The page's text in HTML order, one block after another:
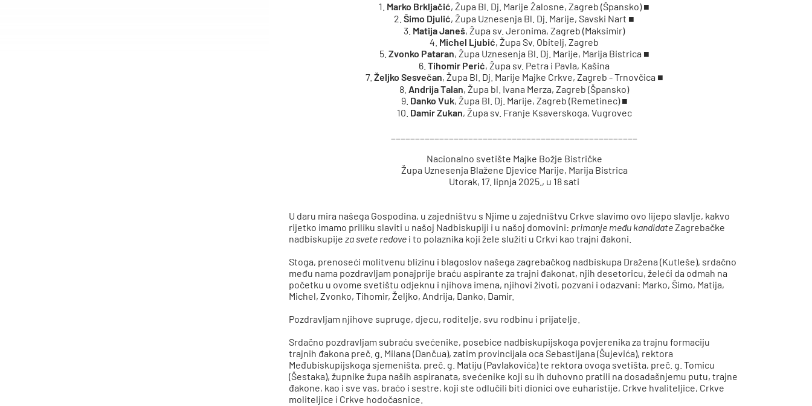
1. Marko Brkljačić, Župa Bl. Dj. Marije Žalosne, Zagreb (Špansko) ■
2. Šimo Djulić, Župa Uznesenja Bl. Dj. Marije, Savski Nart ■
3. Matija Janeš, Župa sv. Jeronima, Zagreb (Maksimir)
4. Michel Ljubić, Župa Sv. Obitelj, Zagreb
5. Zvonko Pataran, Župa Uznesenja Bl. Dj. Marije, Marija Bistrica ■
6. Tihomir Perić, Župa sv. Petra i Pavla, Kašina
7. Željko Sesvečan, Župa Bl. Dj. Marije Majke Crkve, Zagreb - Trnovčica ■
8. Andrija Talan, Župa bl. Ivana Merza, Zagreb (Špansko)
9. Danko Vuk, Župa Bl. Dj. Marije, Zagreb (Remetinec) ■
10. Damir Zukan, Župa sv. Franje Ksaverskoga, Vugrovec
Nacionalno svetište Majke Božje Bistričke
Župa Uznesenja Blažene Djevice Marije, Marija Bistrica
Utorak, 17. lipnja 2025., u 18 sati
U daru mira našega Gospodina, u zajedništvu s Njime u zajedništvu Crkve slavimo ovo lijepo slavlje, kakvo
rijetko imamo priliku slaviti u našoj Nadbiskupiji i u našoj domovini: primanje među kandidateZagrebačke
nadbiskupijeza svete redove i to polaznika koji žele služiti u Crkvi kao trajni đakoni.
Stoga, prenoseći molitvenu blizinu i blagoslov našega zagrebačkog nadbiskupa Dražena (Kutleše), srdačno
među nama pozdravljam ponajprije braću aspirante za trajni đakonat, njih desetoricu, želeći da odmah na
početku u ovome svetištu odjeknu i njihova imena, njihovi životi, pozvani i odazvani: Marko, Šimo, Matija,
Michel, Zvonko, Tihomir, Željko, Andrija, Danko, Damir.
Pozdravljam njihove supruge, djecu, roditelje, svu rodbinu i prijatelje.
Srdačno pozdravljam subraću svećenike, posebice nadbiskupijskoga povjerenika za trajnu formaciju
trajnih đakona preč. g. Milana (Dančua), zatim provincijala oca Sebastijana (Šujevića), rektora
Međubiskupijskoga sjemeništa, preč. g. Matiju (Pavlakovića) te rektora ovoga svetišta, preč. g. Tomicu
(Šestaka), župnike župa naših aspiranata, svećenike koji su ih duhovno pratili na dosadašnjemu putu, trajne
đakone, kao i sve vas, braćo i sestre, koji ste odlučili biti dionici ove euharistije, Crkve hvaliteljice, Crkve
moliteljice i Crkve hodočasnice.